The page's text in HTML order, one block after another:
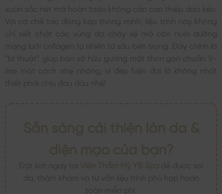
xuân sắc nét mà hoàn toàn không cần can thiệp dao kéo.
Với cơ chế tác động kép thông minh, liệu trình này không
chỉ siết chặt các vùng da chảy xệ mà còn nuôi dưỡng
mạng lưới collagen tự nhiên từ sâu bên trong. Đây chính là
“bí thuật” giúp bạn sở hữu gương mặt thon gọn chuẩn V-
line một cách nhẹ nhàng, vì đẹp hiện đại là không nhất
thiết phải chịu đau đâu nhé!
Đặt lịch ngay tại
để được soi
da, thăm khám và tư vấn liệu trình phù hợp hoàn
toàn miễn phí.